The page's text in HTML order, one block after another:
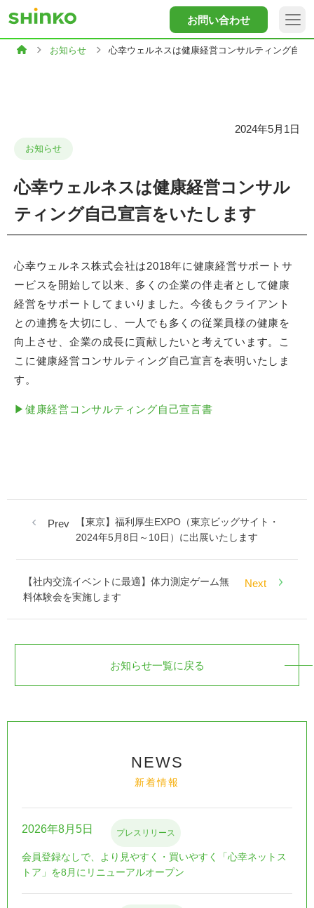
お問い合わせ
お知らせ 心幸ウェルネスは健康経営コンサルティング自己
2024年5月1日
お知らせ
心幸ウェルネスは健康経営コンサル
ティング自己宣言をいたします
心幸ウェルネス株式会社は2018年に健康経営サポートサ
ービスを開始して以来、多くの企業の伴走者として健康
経営をサポートしてまいりました。今後もクライアント
との連携を大切にし、一人でも多くの従業員様の健康を
向上させ、企業の成長に貢献したいと考えています。こ
こに健康経営コンサルティング自己宣言を表明いたしま
す。
▶健康経営コンサルティング自己宣言書
Prev
【東京】福利厚生EXPO（東京ビッグサイト・
2024年5月8日～10日）に出展いたします
【社内交流イベントに最適】体力測定ゲーム無
料体験会を実施します
Next
お知らせ一覧に戻る
NEWS
新着情報
2026年8月5日 プレスリリース
会員登録なしで、より見やすく・買いやすく「心幸ネットス
トア」を8月にリニューアルオープン